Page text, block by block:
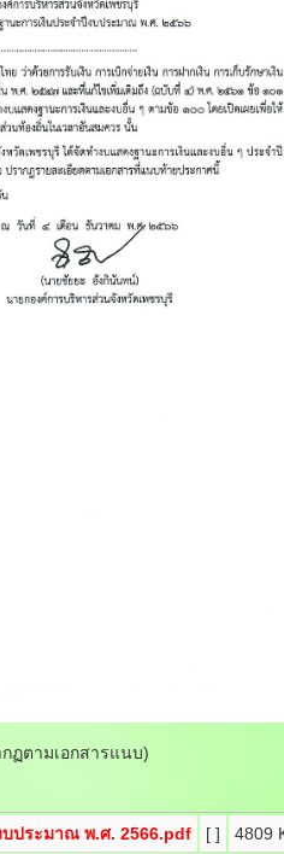
ฏตามเอกสารแนบ)
บประมาณ พ.ศ. 2566.pdf [ ] 4809